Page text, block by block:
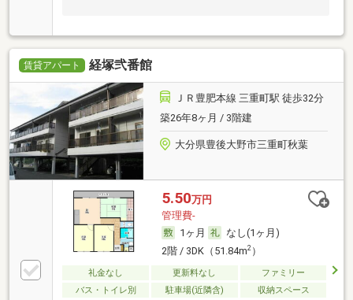
賃貸アパート 経塚弐番館
ＪＲ豊肥本線 三重町駅 徒歩32分
築26年8ヶ月 / 3階建
大分県豊後大野市三重町秋葉
5.50万円
管理費-
1ヶ月
なし(1ヶ月)
2階 / 3DK（51.84m2）
礼金なし 更新料なし
ファミリー
バス・トイレ別
駐車場(近隣含) 収納スペース